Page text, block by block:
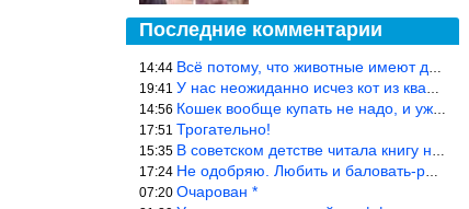
Последние комментарии
14:44 Всё потому, что животные имеют доступ к кухне. Всю жизнь живу с
19:41 У нас неожиданно исчез кот из квартиры, мы с мужем искали повсюд
14:56 Кошек вообще купать не надо, и уж тем более, еженедельно, как лю
17:51 Трогательно!
15:35 В советском детстве читала книгу не то «Серая сова», не то ещё к
17:24 Не одобряю. Любить и баловать-разные вещи. Хоть детей, хоть коше
07:20 Очарован *